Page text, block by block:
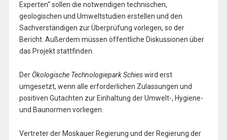
Experten“ sollen die notwendigen technischen,
geologischen und Umweltstudien erstellen und den
Sachverständigen zur Überprüfung vorlegen, so der
Bericht. Außerdem müssen öffentliche Diskussionen über
das Projekt stattfinden.
Der Ökologische Technologiepark Schieswird erst
umgesetzt, wenn alle erforderlichen Zulassungen und
positiven Gutachten zur Einhaltung der Umwelt-, Hygiene-
und Baunormen vorliegen.
Vertreter der Moskauer Regierung und der Regierung der